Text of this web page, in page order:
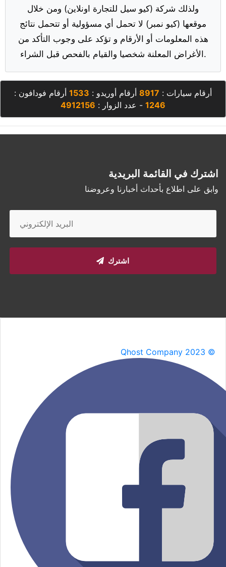
ولذلك شركة (كيو سيل للتجارة اونلاين) ومن خلال
موقعها (كيو نمبر) لا تحمل أي مسؤولية أو تتحمل نتائج
هذه المعلومات أو الأرقام و تؤكد على وجوب التأكد من
الأغراض المعلنة شخصيا والقيام بالفحص قبل الشراء.
أرقام سيارات : 8917 أرقام أوريدو : 1533 أرقام فودافون :
1246 - عدد الزوار : 4912156
اشترك في القائمة البريدية
وابق على اطلاع بأحداث أخبارنا وعروضنا
اشترك
Qhost Company 2023 ©